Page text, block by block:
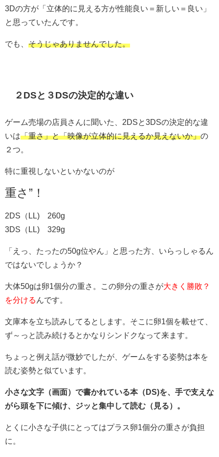
3Dの方が「立体的に見える方が性能良い＝新しい＝良い」
と思っていたんです。
でも、 そうじゃありませんでした。
２DSと３DSの決定的な違い
ゲーム売場の店員さんに聞いた、2DSと3DSの決定的な違
いは「重さ」と「映像が立体的に見えるか見えないか」の
２つ。
特に重視しないといかないのが
重さ”！
2DS（LL) 260g
3DS（LL) 329g
「えっ、たったの50g位やん」と思った方、いらっしゃるん
ではないでしょうか？
大体50gは卵1個分の重さ。この卵分の重さが大きく勝敗？
を分ける んです。
文庫本を立ち読みしてるとします。そこに卵1個を載せて、
ず～っと読み続けるとかなりシンドクなって来ます。
ちょっと例え話が微妙でしたが、ゲームをする姿勢は本を
読む姿勢と似ています。
小さな文字（画面）で書かれている本（DS)を、手で支えな
がら頭を下に傾け、ジッと集中して読む（見る）。
とくに小さな子供にとってはプラス卵1個分の重さが負担
に。